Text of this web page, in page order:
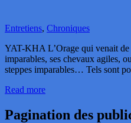
Entretiens, Chroniques
YAT-KHA L’Orage qui venait de
imparables, ses chevaux agiles,
steppes imparables… Tels sont
Read more
Pagination des